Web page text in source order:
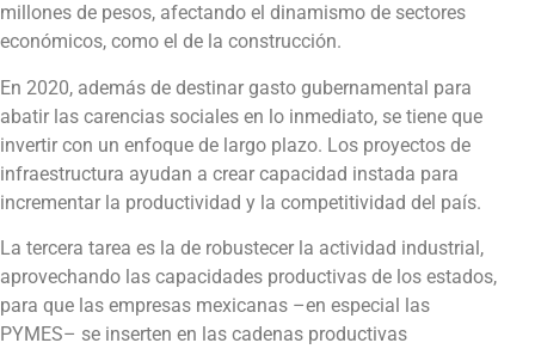
millones de pesos, afectando el dinamismo de sectores
económicos, como el de la construcción.
En 2020, además de destinar gasto gubernamental para
abatir las carencias sociales en lo inmediato, se tiene que
invertir con un enfoque de largo plazo. Los proyectos de
infraestructura ayudan a crear capacidad instada para
incrementar la productividad y la competitividad del país.
La tercera tarea es la de robustecer la actividad industrial,
aprovechando las capacidades productivas de los estados,
para que las empresas mexicanas –en especial las
PYMES– se inserten en las cadenas productivas